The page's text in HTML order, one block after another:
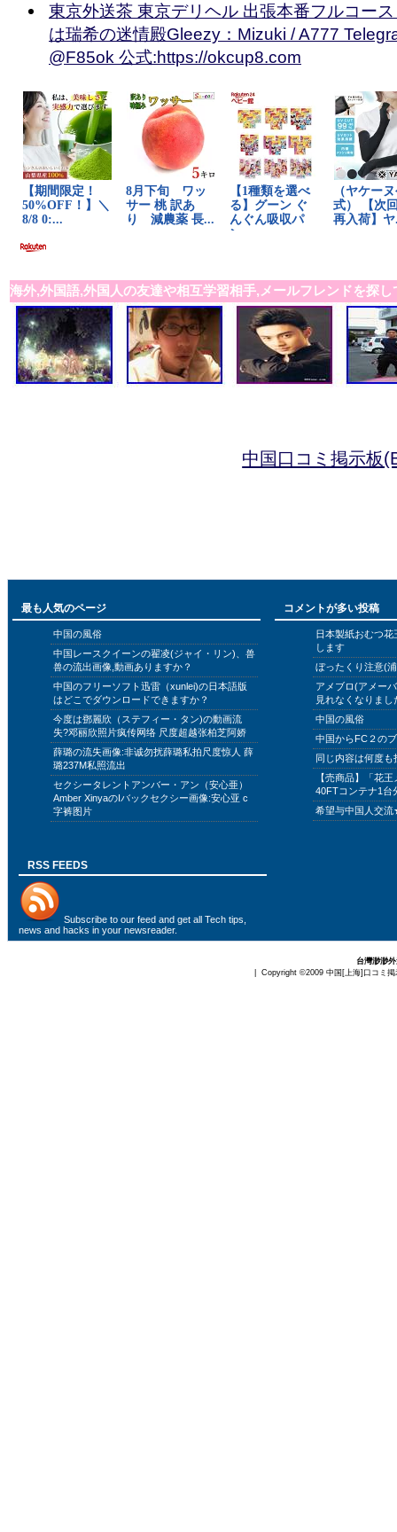
東京外送茶 東京デリヘル 出張本番フルコー
は瑞希の迷情殿Gleezy：Mizuki / A777
@F85ok 公式:https://okcup8.com
海外,外国語,外国人の友達や相互学習相手,メールフレンドを探し
中国口コミ掲示板
最も人気のページ
中国の風俗
中国レースクイーンの翟凌(ジャイ・リン)、兽
兽の流出画像,動画ありますか？
中国のフリーソフト迅雷（xunlei)の日本語版
はどこでダウンロードできますか？
今度は鄧麗欣（ステフィー・タン)の動画流
失?邓丽欣照片疯传网络 尺度超越张柏芝阿娇
薛璐の流失画像:非诚勿扰薛璐私拍尺度惊人 薛
璐237M私照流出
セクシータレントアンバー・アン（安心亜）
Amber XinyaのIバックセクシー画像:安心亚 c
字裤图片
コメントが多い投稿
日本製紙おむつ
します
ぼったくり注意(
アメブロ(アメー
見れなくなりまし
中国の風俗
中国からFC２の
同じ内容は何度
【売商品】「花
40FTコンテナ1台
希望与中国人交
RSS FEEDS
Subscribe to our feed and get all Tech tips,
news and hacks in your newsreader.
台灣渺渺
| Copyright ©2009 中国[上海]口コミ掲